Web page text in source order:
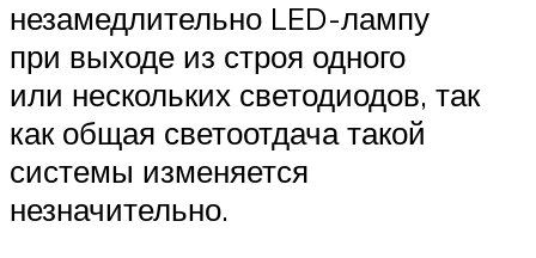
незамедлительно LED-лампу
при выходе из строя одного
или нескольких светодиодов, так
как общая светоотдача такой
системы изменяется
незначительно.